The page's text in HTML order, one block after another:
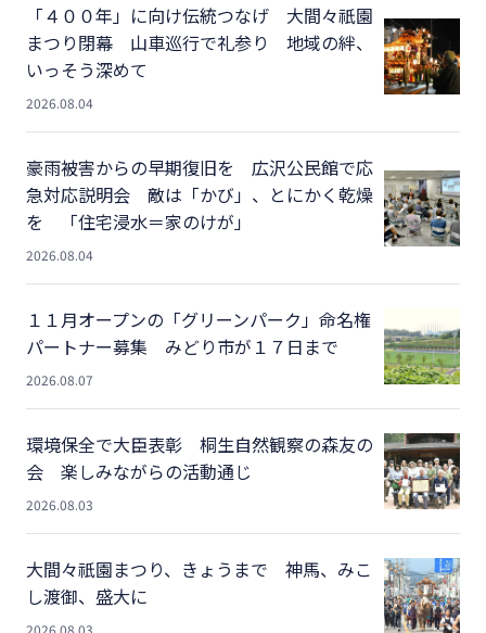
「４００年」に向け伝統つなげ 大間々祇園
まつり閉幕 山車巡行で礼参り 地域の絆、
いっそう深めて
2026.08.04
豪雨被害からの早期復旧を 広沢公民館で応
急対応説明会 敵は「かび」、とにかく乾燥
を 「住宅浸水＝家のけが」
2026.08.04
１１月オープンの「グリーンパーク」命名権
パートナー募集 みどり市が１７日まで
2026.08.07
環境保全で大臣表彰 桐生自然観察の森友の
会 楽しみながらの活動通じ
2026.08.03
大間々祇園まつり、きょうまで 神馬、みこ
し渡御、盛大に